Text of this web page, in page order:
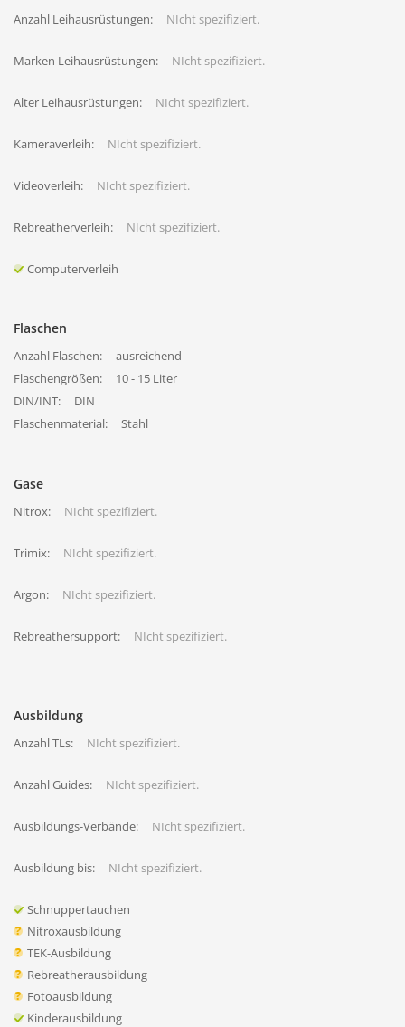
Anzahl Leihausrüstungen: NIcht spezifiziert.
Marken Leihausrüstungen: NIcht spezifiziert.
Alter Leihausrüstungen: NIcht spezifiziert.
Kameraverleih: NIcht spezifiziert.
Videoverleih: NIcht spezifiziert.
Rebreatherverleih: NIcht spezifiziert.
Computerverleih
Flaschen
Anzahl Flaschen:
ausreichend
Flaschengrößen:
10 - 15 Liter
DIN/INT:
DIN
Flaschenmaterial:
Stahl
Gase
Nitrox: NIcht spezifiziert.
Trimix: NIcht spezifiziert.
Argon: NIcht spezifiziert.
Rebreathersupport: NIcht spezifiziert.
Ausbildung
Anzahl TLs: NIcht spezifiziert.
Anzahl Guides: NIcht spezifiziert.
Ausbildungs-Verbände: NIcht spezifiziert.
Ausbildung bis: NIcht spezifiziert.
Schnuppertauchen
Nitroxausbildung
TEK-Ausbildung
Rebreatherausbildung
Fotoausbildung
Kinderausbildung